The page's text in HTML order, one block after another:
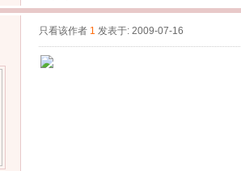
只看该作者 1 发表于: 2009-07-16